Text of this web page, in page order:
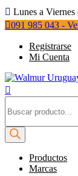
Lunes a
091 985 043 -
Registrarse
Mi Cuenta
de
Productos
Marcas